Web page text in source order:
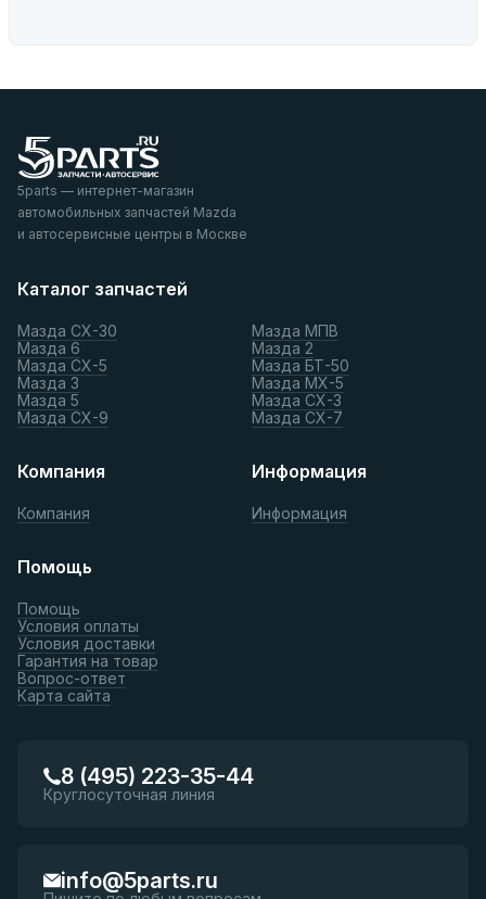
5parts — интернет-магазин
автомобильных запчастей Mazda
и автосервисные центры в Москве
Каталог запчастей
Мазда СХ-30
Мазда 6
Мазда СХ-5
Мазда 3
Мазда 5
Мазда СХ-9
Мазда МПВ
Мазда 2
Мазда БТ-50
Мазда МХ-5
Мазда СХ-3
Мазда СХ-7
Компания
Компания
Информация
Информация
Помощь
Помощь
Условия оплаты
Условия доставки
Гарантия на товар
Вопрос-ответ
Карта сайта
8 (495) 223-35-44
Круглосуточная линия
info@5parts.ru